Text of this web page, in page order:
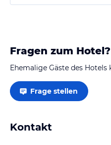
Fragen zum Hotel?
Ehemalige Gäste des
Frage stellen
Kontakt